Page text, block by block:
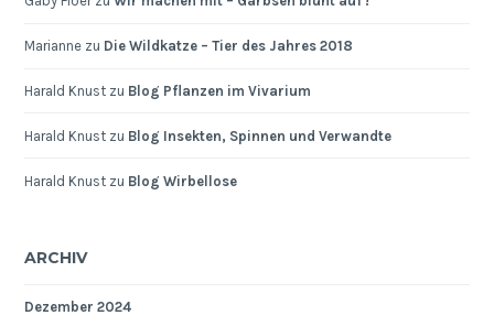
Marianne zu Die Wildkatze – Tier des Jahres 2018
Harald Knust zu Blog Pflanzen im Vivarium
Harald Knust zu Blog Insekten, Spinnen und Verwandte
Harald Knust zu Blog Wirbellose
ARCHIV
Dezember 2024